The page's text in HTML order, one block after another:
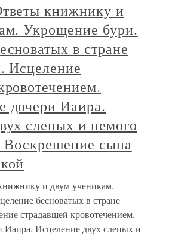
книжнику и
Укрощение бури.
в стране
Исцеление
дочери Иаира.
слепых и немого
Воскрешение сына
и двум ученикам.
бесноватых в стране
страдавшей кровотечением.
Иаира. Исцеление двух слепых и